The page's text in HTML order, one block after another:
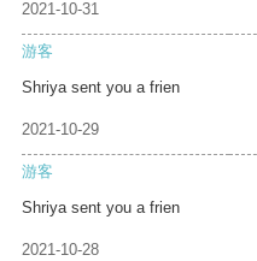
2021-10-31
游客
Shriya sent you a frien
2021-10-29
游客
Shriya sent you a frien
2021-10-28